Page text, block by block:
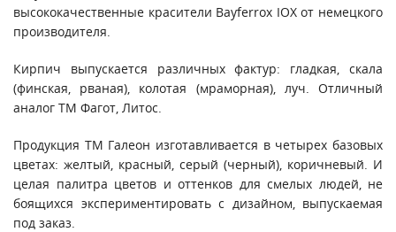
высококачественные красители Bayferrox IOX от немецкого
производителя.
Кирпич выпускается различных фактур: гладкая, скала
(финская, рваная), колотая (мраморная), луч. Отличный
аналог ТМ Фагот, Литос.
Продукция ТМ Галеон изготавливается в четырех базовых
цветах: желтый, красный, серый (черный), коричневый. И
целая палитра цветов и оттенков для смелых людей, не
боящихся экспериментировать с дизайном, выпускаемая
под заказ.